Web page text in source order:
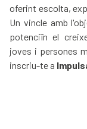
oferint escolta,
Un vincle amb
potenciïn el
joves i persones
inscriu-te a